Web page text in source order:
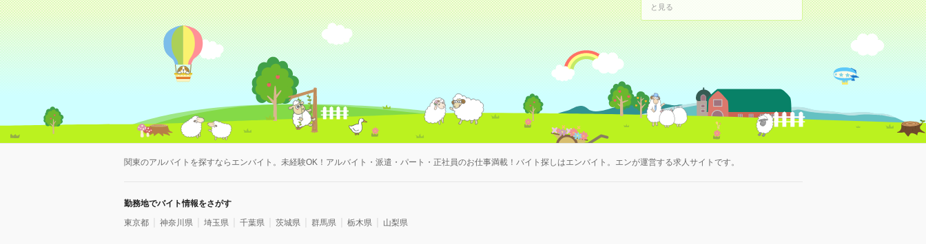
と見る
関東のアルバイトを探すならエンバイト。未経験OK！アルバイト・派遣・パート・正社員のお仕事満載！バイト探しはエンバイト。エンが運営する求人サイトです。
勤務地でバイト情報をさがす
東京都
神奈川県 埼玉県 千葉県 茨城県 群馬県 栃木県 山梨県